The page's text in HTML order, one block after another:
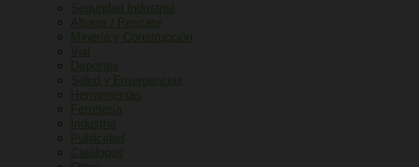
Seguridad Industrial
Alturas / Rescate
Minería y Construcción
Vial
Deportes
Salud y Emergencias
Herramientas
Ferretería
Industria
Publicidad
Catálogos